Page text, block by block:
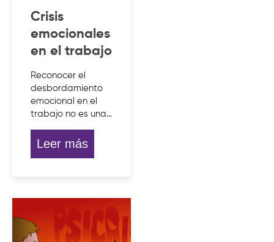
Crisis
emocionales
en el trabajo
Reconocer el
desbordamiento
emocional en el
trabajo no es una…
Leer más